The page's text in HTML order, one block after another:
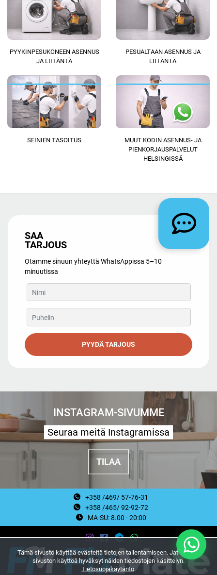
PYYKINPESUKONEEN ASENNUS
JA LIITÄNTÄ
PESUALTAAN ASENNUS JA
LIITÄNTÄ
SEINIEN TASOITUS
MUUT KODIN ASENNUS- JA
PIENKORJAUSPALVELUT
HELSINGISSÄ
SAA
TARJOUS
Otamme sinuun yhteyttä WhatsAppissa 5–10
minuutissa
PYYDÄ TARJOUS
INSTAGRAM-SIVUMME
Seuraa meitä Instagramissa
TILAA
+358 /469/ 57-76-31
+358 /465/ 92-92-72
MA-SU: 8.00 - 20:00
Tämä sivusto käyttää evästeitä tietojen tallentamiseen. Jatkamalla
sivuston käyttöä hyväksyt näiden tiedostojen käsittelyn.
Tietosuojakäytäntö.